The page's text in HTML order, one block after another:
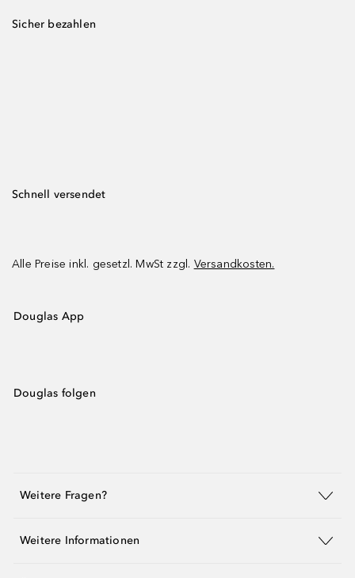
Sicher bezahlen
Schnell versendet
Alle Preise inkl. gesetzl. MwSt zzgl. Versandkosten.
Douglas App
Douglas folgen
Weitere Fragen?
Weitere Informationen